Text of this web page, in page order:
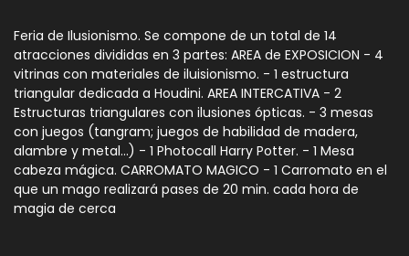
Feria de Ilusionismo. Se compone de un total de 14
atracciones divididas en 3 partes: AREA de EXPOSICION - 4
vitrinas con materiales de iluisionismo. - 1 estructura
triangular dedicada a Houdini. AREA INTERCATIVA - 2
Estructuras triangulares con ilusiones ópticas. - 3 mesas
con juegos (tangram; juegos de habilidad de madera,
alambre y metal...) - 1 Photocall Harry Potter. - 1 Mesa
cabeza mágica. CARROMATO MAGICO - 1 Carromato en el
que un mago realizará pases de 20 min. cada hora de
magia de cerca